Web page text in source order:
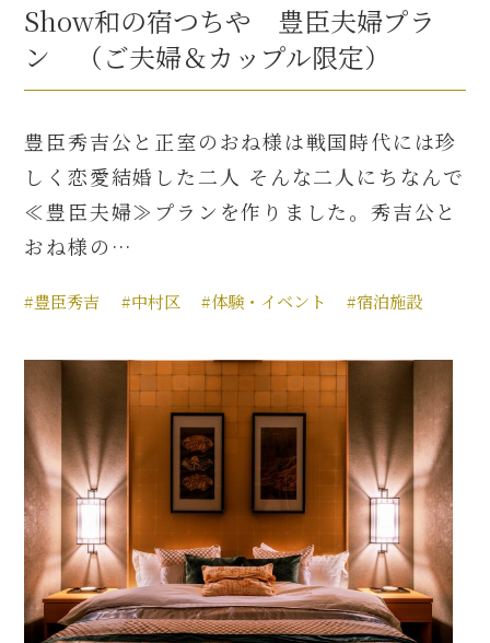
Show和の宿つちや 豊臣夫婦プラ
ン （ご夫婦＆カップル限定）
豊臣秀吉公と正室のおね様は戦国時代には珍
しく恋愛結婚した二人 そんな二人にちなんで
≪豊臣夫婦≫プランを作りました。秀吉公と
おね様の…
#豊臣秀吉 #中村区 #体験・イベント #宿泊施設